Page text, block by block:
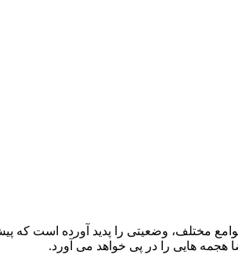
وضعیتی را پدید آورده است که پیش
هجمه‏ هایی را در پی خواهد‌ می ‏آورد.